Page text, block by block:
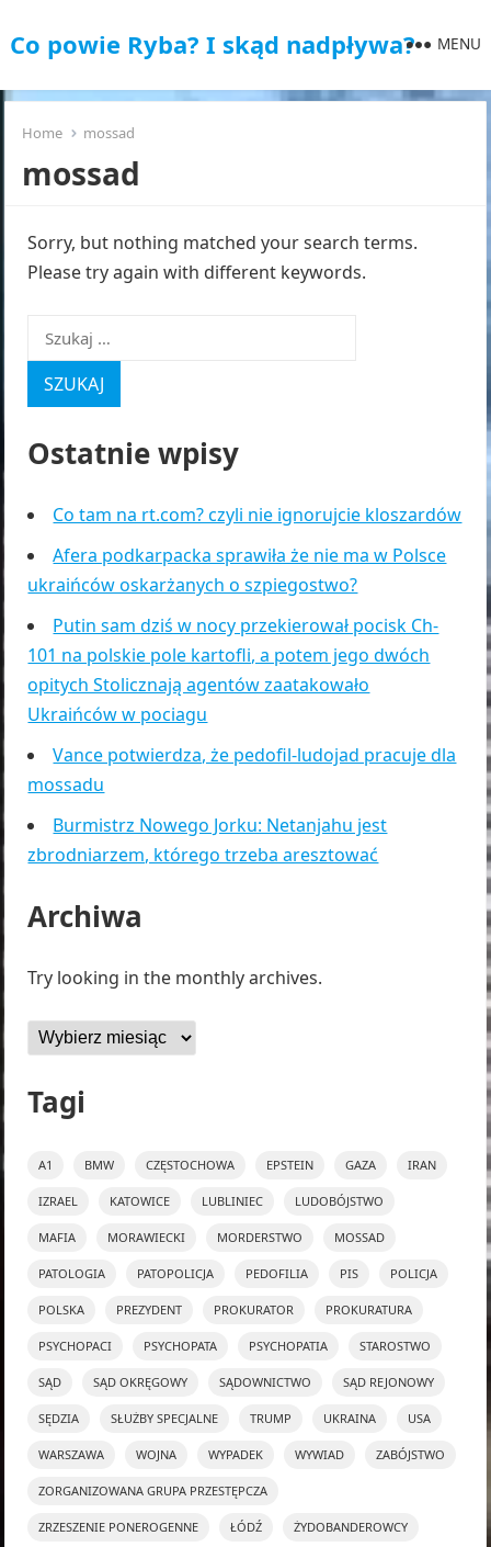
Co powie Ryba? I skąd nadpływa? MENU
Home mossad
mossad
Sorry, but nothing matched your search terms.
Please try again with different keywords.
Szukaj:
Ostatnie wpisy
Co tam na rt.com? czyli nie ignorujcie kloszardów
Afera podkarpacka sprawiła że nie ma w Polsce
ukraińców oskarżanych o szpiegostwo?
Putin sam dziś w nocy przekierował pocisk Ch-
101 na polskie pole kartofli, a potem jego dwóch
opitych Stolicznają agentów zaatakowało
Ukraińców w pociagu
Vance potwierdza, że pedofil-ludojad pracuje dla
mossadu
Burmistrz Nowego Jorku: Netanjahu jest
zbrodniarzem, którego trzeba aresztować
Archiwa
Try looking in the monthly archives.
Archiwa
Tagi
A1 BMW CZĘSTOCHOWA EPSTEIN GAZA IRAN
IZRAEL KATOWICE LUBLINIEC LUDOBÓJSTWO
MAFIA MORAWIECKI MORDERSTWO MOSSAD
PATOLOGIA PATOPOLICJA PEDOFILIA PIS POLICJA
POLSKA PREZYDENT PROKURATOR PROKURATURA
PSYCHOPACI PSYCHOPATA PSYCHOPATIA STAROSTWO
SĄD SĄD OKRĘGOWY SĄDOWNICTWO SĄD REJONOWY
SĘDZIA SŁUŻBY SPECJALNE TRUMP UKRAINA USA
WARSZAWA WOJNA WYPADEK WYWIAD ZABÓJSTWO
ZORGANIZOWANA GRUPA PRZESTĘPCZA
ZRZESZENIE PONEROGENNE ŁÓDŹ ŻYDOBANDEROWCY